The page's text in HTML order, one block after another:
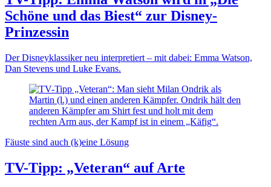
Schöne und das Biest“ zur Disney-
Prinzessin
Der Disneyklassiker neu interpretiert – mit dabei: Emma Watson,
Dan Stevens und Luke Evans.
Fäuste sind auch (k)eine Lösung
TV-Tipp: „Veteran“ auf Arte